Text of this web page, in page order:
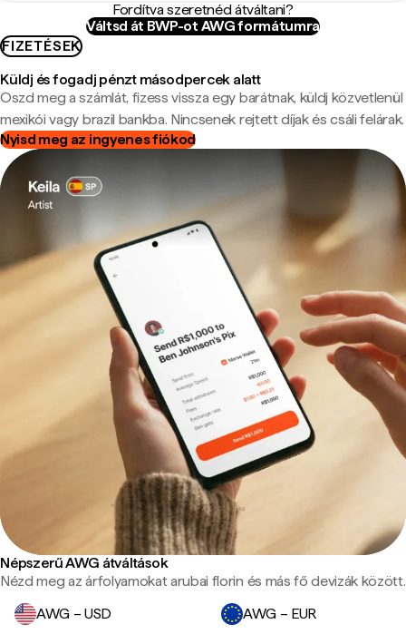
Fordítva szeretnéd átváltani?
Váltsd át BWP-ot AWG formátumra
FIZETÉSEK
Küldj és fogadj pénzt másodpercek alatt
Oszd meg a számlát, fizess vissza egy barátnak, küldj közvetlenül
mexikói vagy brazil bankba. Nincsenek rejtett díjak és csáli felárak.
Nyisd meg az ingyenes fiókod
Népszerű AWG átváltások
Nézd meg az árfolyamokat arubai florin és más fő devizák között.
AWG – USD
AWG – EUR